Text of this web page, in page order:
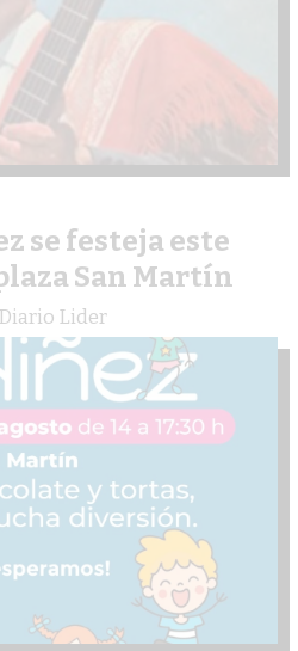
se festeja este
San Martín
Diario Lider